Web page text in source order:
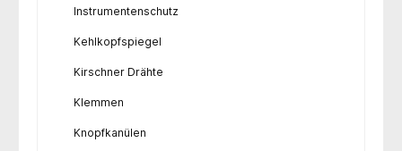
Instrumentenschutz
Kehlkopfspiegel
Kirschner Drähte
Klemmen
Knopfkanülen